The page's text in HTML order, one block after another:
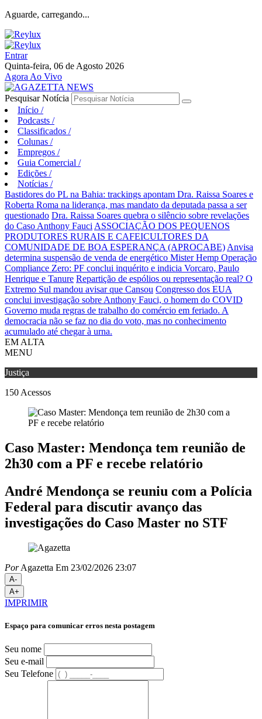
Aguarde, carregando...
Entrar
Quinta-feira, 06 de Agosto 2026
Agora Ao Vivo
Pesquisar Notícia
Início /
Podcasts /
Classificados /
Colunas /
Empregos /
Guia Comercial /
Edições /
Notícias /
Bastidores do PL na Bahia: trackings apontam Dra. Raissa Soares e
Roberta Roma na liderança, mas mandato da deputada passa a ser
questionado Dra. Raissa Soares quebra o silêncio sobre revelações
do Caso Anthony Fauci ASSOCIAÇÃO DOS PEQUENOS
PRODUTORES RURAIS E CAFEICULTORES DA
COMUNIDADE DE BOA ESPERANÇA (APROCABE) Anvisa
determina suspensão de venda de energético Mister Hemp Operação
Compliance Zero: PF conclui inquérito e indicia Vorcaro, Paulo
Henrique e Tanure Repartição de espólios ou representação real? O
Extremo Sul mandou avisar que Cansou Congresso dos EUA
conclui investigação sobre Anthony Fauci, o homem do COVID
Governo muda regras de trabalho do comércio em feriado. A
democracia não se faz no dia do voto, mas no conhecimento
acumulado até chegar à urna.
EM ALTA
MENU
Justiça
150 Acessos
Caso Master: Mendonça tem reunião de
2h30 com a PF e recebe relatório
André Mendonça se reuniu com a Polícia
Federal para discutir avanço das
investigações do Caso Master no STF
PorAgazetta Em 23/02/2026 23:07
A-
A+
IMPRIMIR
Espaço para comunicar erros nesta postagem
Seu nome
Seu e-mail
Seu Telefone